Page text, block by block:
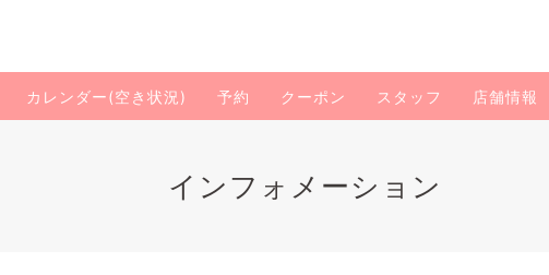
カレンダー(空き状況) 予約 クーポン スタッフ 店舗情報
インフォメーション